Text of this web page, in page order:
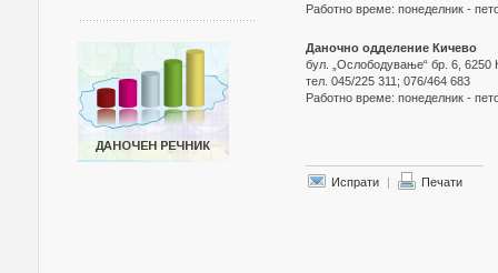
Работно време: понеделник -
Даночно одделение Кичево
бул. „Ослободување“ бр. 6, 6250
тел. 045/225 311; 076/464 683
Работно време: понеделник -
Испрати | Печати